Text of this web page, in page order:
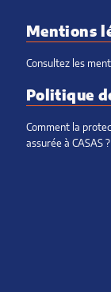
Mentions
Consultez les
Politique
Comment la
assurée à CASAS ?